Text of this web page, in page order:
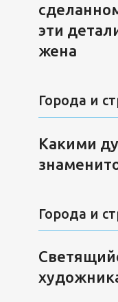
эти
жена
Города и
Какими
Города и